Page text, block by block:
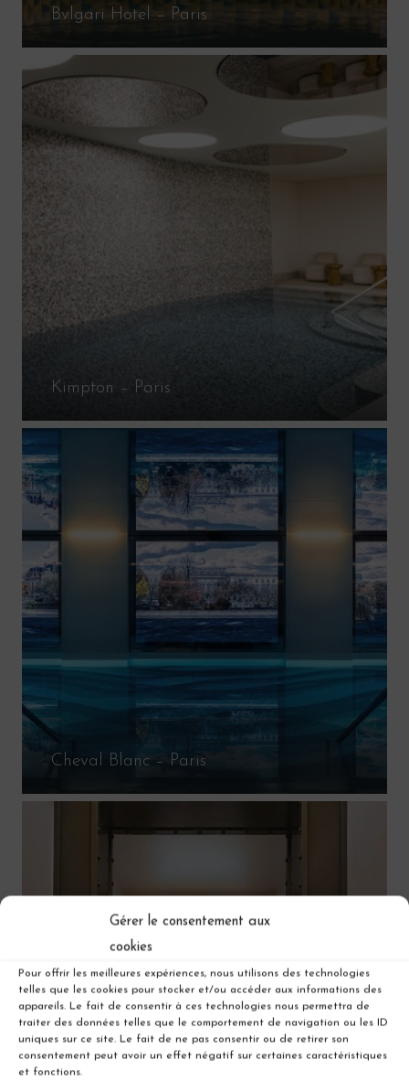
Gérer le consentement aux
cookies
Pour offrir les meilleures expériences, nous utilisons des technologies
telles que les cookies pour stocker et/ou accéder aux informations des
appareils. Le fait de consentir à ces technologies nous permettra de
traiter des données telles que le comportement de navigation ou les ID
uniques sur ce site. Le fait de ne pas consentir ou de retirer son
consentement peut avoir un effet négatif sur certaines caractéristiques
et fonctions.
Bvlgari Hotel – Paris
Kimpton – Paris
Cheval Blanc – Paris